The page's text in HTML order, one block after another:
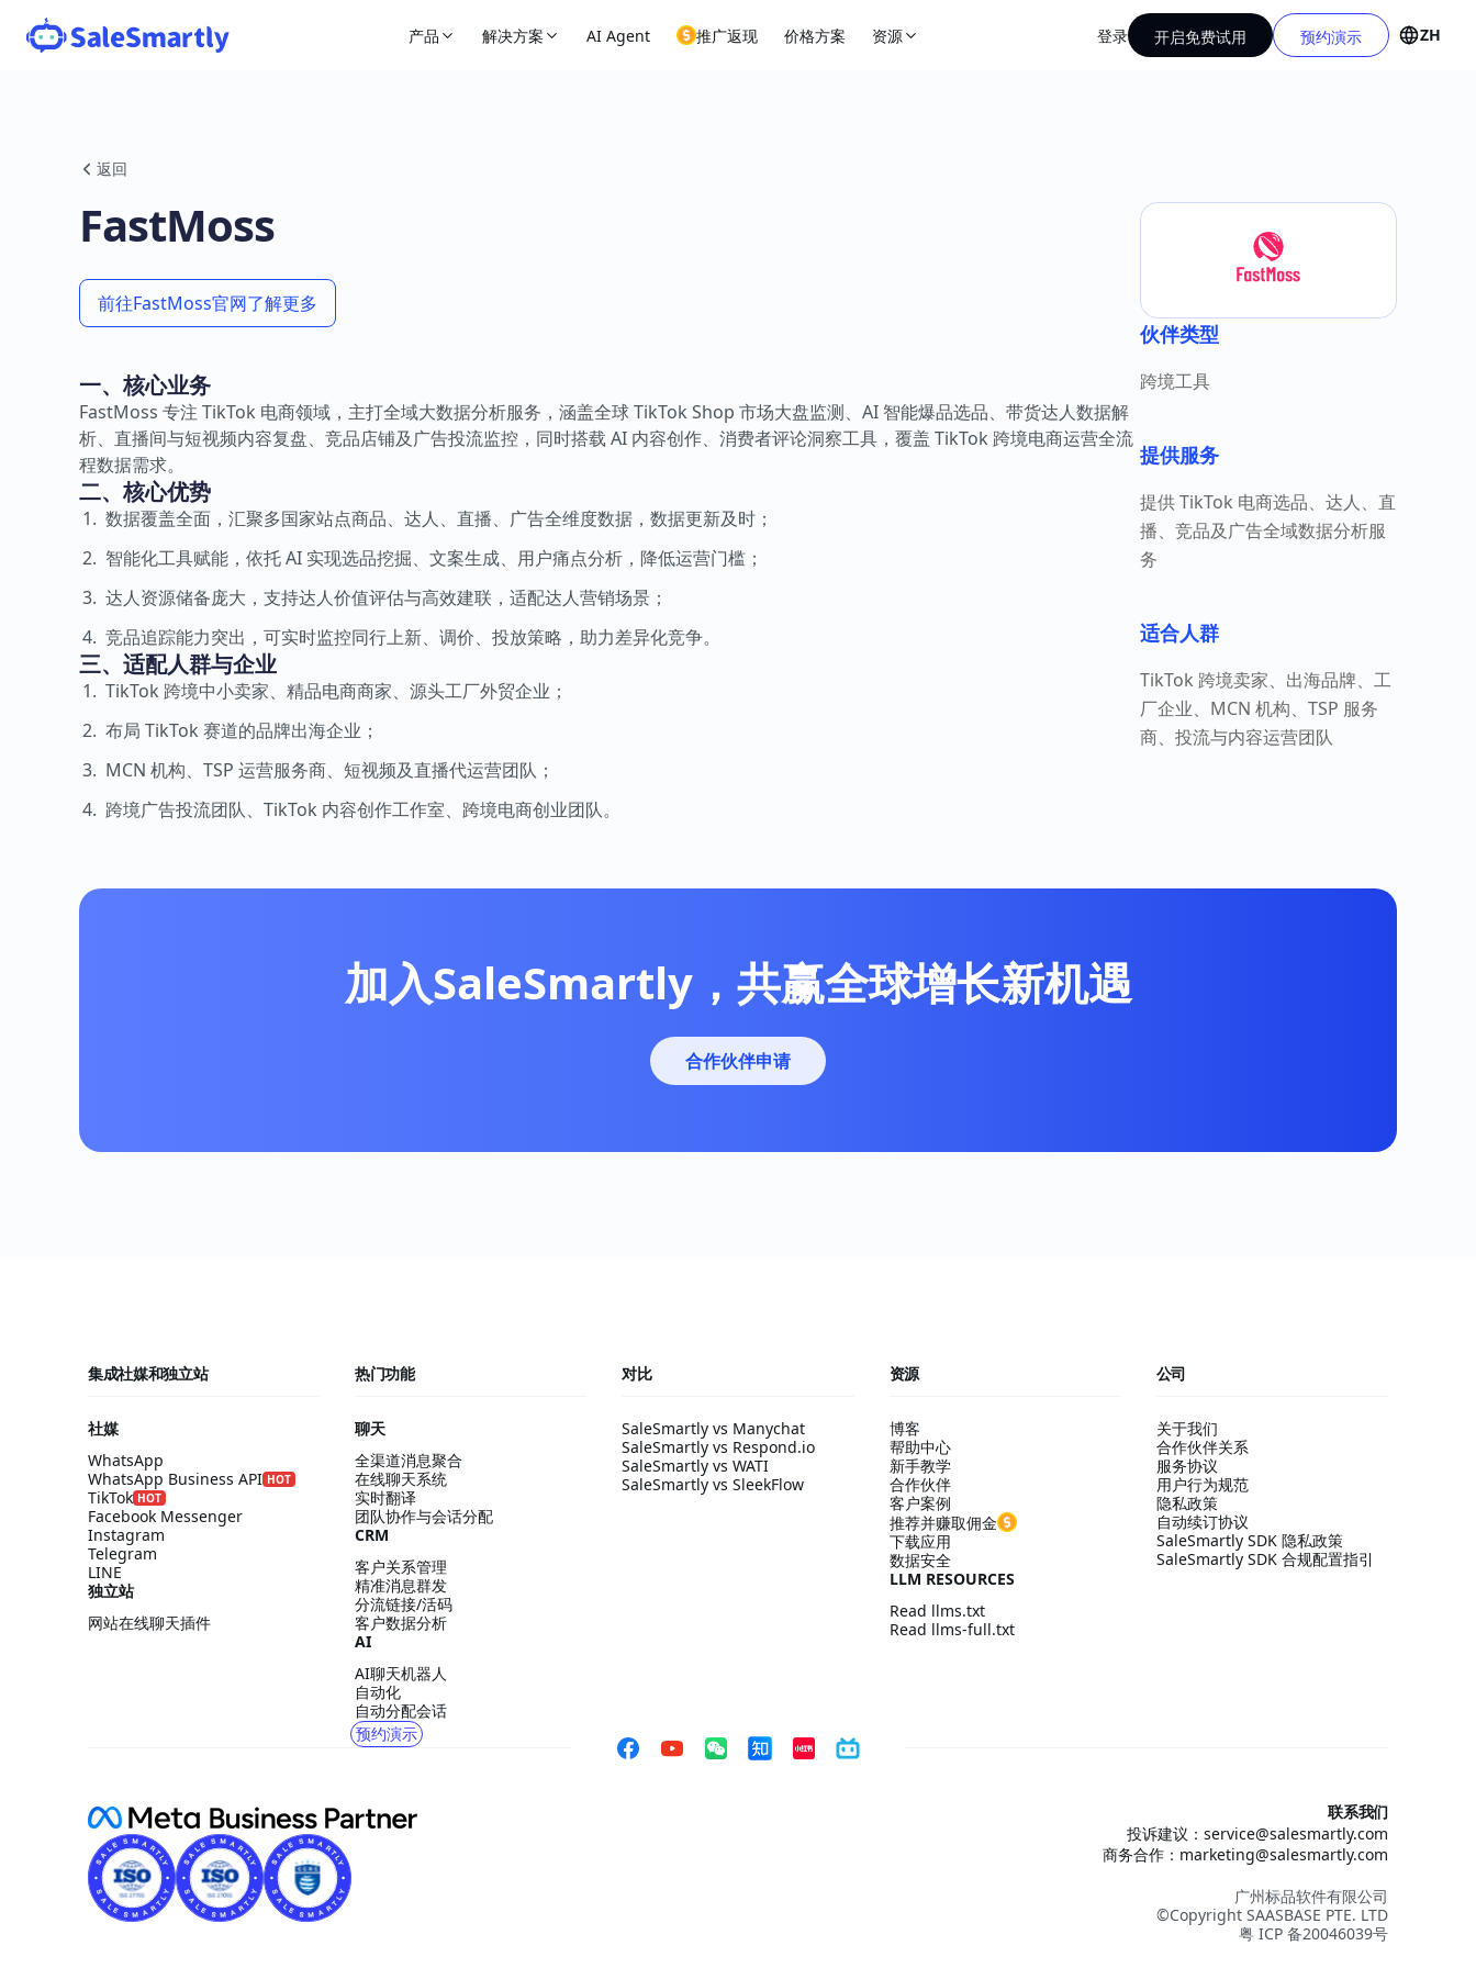
产品 解决方案 AI Agent 推广返现 价格方案 资源 登录 开启免费试用 预约演示 ZH
返回
FastMoss
前往FastMoss官网了解更多
一、核心业务
FastMoss 专注 TikTok 电商领域，主打全域大数据分析服务，涵盖全球 TikTok Shop 市场大盘监测、AI 智能爆品选品、带货达人数据解
析、直播间与短视频内容复盘、竞品店铺及广告投流监控，同时搭载 AI 内容创作、消费者评论洞察工具，覆盖 TikTok 跨境电商运营全流
程数据需求。
二、核心优势
数据覆盖全面，汇聚多国家站点商品、达人、直播、广告全维度数据，数据更新及时；
智能化工具赋能，依托 AI 实现选品挖掘、文案生成、用户痛点分析，降低运营门槛；
达人资源储备庞大，支持达人价值评估与高效建联，适配达人营销场景；
竞品追踪能力突出，可实时监控同行上新、调价、投放策略，助力差异化竞争。
三、适配人群与企业
TikTok 跨境中小卖家、精品电商商家、源头工厂外贸企业；
布局 TikTok 赛道的品牌出海企业；
MCN 机构、TSP 运营服务商、短视频及直播代运营团队；
跨境广告投流团队、TikTok 内容创作工作室、跨境电商创业团队。
伙伴类型
跨境工具
提供服务
提供 TikTok 电商选品、达人、直
播、竞品及广告全域数据分析服
务
适合人群
TikTok 跨境卖家、出海品牌、工
厂企业、MCN 机构、TSP 服务
商、投流与内容运营团队
加入SaleSmartly，共赢全球增长新机遇
合作伙伴申请
集成社媒和独立站
社媒
WhatsApp
WhatsApp Business API HOT
TikTok HOT
Facebook Messenger
Instagram
Telegram
LINE
独立站
网站在线聊天插件
热门功能
聊天
全渠道消息聚合
在线聊天系统
实时翻译
团队协作与会话分配
CRM
客户关系管理
精准消息群发
分流链接/活码
客户数据分析
AI
AI聊天机器人
自动化
自动分配会话
预约演示
对比
SaleSmartly vs Manychat
SaleSmartly vs Respond.io
SaleSmartly vs WATI
SaleSmartly vs SleekFlow
资源
博客
帮助中心
新手教学
合作伙伴
客户案例
推荐并赚取佣金
下载应用
数据安全
LLM RESOURCES
Read llms.txt
Read llms-full.txt
公司
关于我们
合作伙伴关系
服务协议
用户行为规范
隐私政策
自动续订协议
SaleSmartly SDK 隐私政策
SaleSmartly SDK 合规配置指引
联系我们
投诉建议：service@salesmartly.com
商务合作：marketing@salesmartly.com
广州标品软件有限公司
©Copyright SAASBASE PTE. LTD
粤 ICP 备20046039号